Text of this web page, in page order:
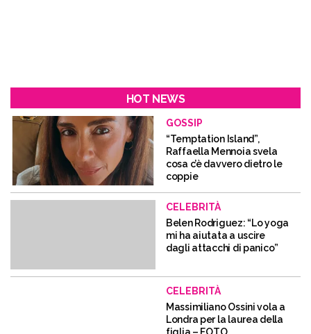
HOT NEWS
GOSSIP
“Temptation Island”,
Raffaella Mennoia svela
cosa c’è davvero dietro le
coppie
CELEBRITÀ
Belen Rodriguez: “Lo yoga
mi ha aiutata a uscire
dagli attacchi di panico”
CELEBRITÀ
Massimiliano Ossini vola a
Londra per la laurea della